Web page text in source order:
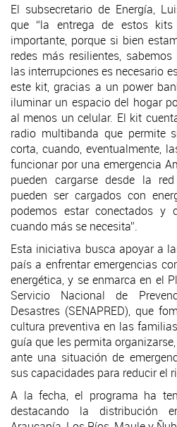
El subsecretario de Energía,
que “la entrega de estos
importante, porque si bien
redes más resilientes,
las interrupciones es necesario
este kit, gracias a un power
iluminar un espacio del hogar
al menos un celular. El kit
radio multibanda que permite
corta, cuando, eventualmente,
funcionar por una emergencia
pueden cargarse desde la
pueden ser cargados con
podemos estar conectados y
cuando más se necesita”.
Esta iniciativa busca apoyar a
país a enfrentar emergencias
energética, y se enmarca en el
Servicio Nacional de
Desastres (SENAPRED), que
cultura preventiva en las
guía que les permita
ante una situación de
sus capacidades para reducir el
A la fecha, el programa ha
destacando la distribución